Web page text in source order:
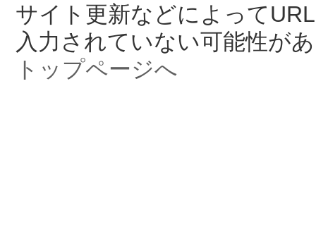
サイト更新などによって
入力されていない可能性が
トップページへ